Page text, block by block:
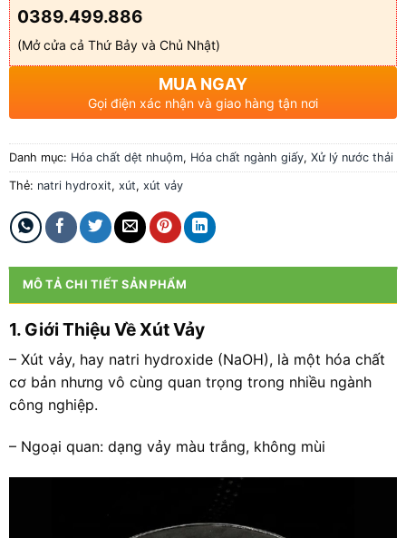
0389.499.886
(Mở cửa cả Thứ Bảy và Chủ Nhật)
MUA NGAY
Gọi điện xác nhận và giao hàng tận nơi
Danh mục: Hóa chất dệt nhuộm, Hóa chất ngành giấy, Xử lý nước thải
Thẻ: natri hydroxit, xút, xút vảy
MÔ TẢ CHI TIẾT SẢN PHẨM
1. Giới Thiệu Về Xút Vảy
– Xút vảy, hay natri hydroxide (NaOH), là một hóa chất
cơ bản nhưng vô cùng quan trọng trong nhiều ngành
công nghiệp.
– Ngoại quan: dạng vảy màu trắng, không mùi